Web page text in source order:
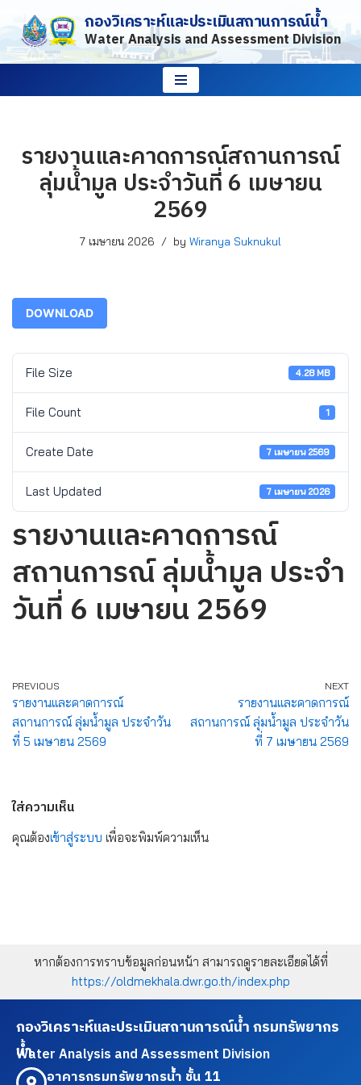
Skip
to
กองวิเคราะห์และประเมินสถานการณ์น้ำ
Water Analysis and Assessment Division
รายงานและคาดการณ์สถานการณ์
ลุ่มน้ำมูล ประจำวันที่ 6 เมษายน
2569
7 เมษายน 2026 by Wiranya Suknukul
DOWNLOAD
File Size 4.28 MB
File Count 1
Create Date 7 เมษายน 2569
Last Updated 7 เมษายน 2026
รายงานและคาดการณ์
สถานการณ์ ลุ่มน้ำมูล ประจำ
วันที่ 6 เมษายน 2569
PREVIOUS
รายงานและคาดการณ์
สถานการณ์ ลุ่มน้ำมูล ประจำวัน
ที่ 5 เมษายน 2569
NEXT
รายงานและคาดการณ์
สถานการณ์ ลุ่มน้ำมูล ประจำวัน
ที่ 7 เมษายน 2569
ใส่ความเห็น
คุณต้องเข้าสู่ระบบ เพื่อจะพิมพ์ความเห็น
หากต้องการทราบข้อมูลก่อนหน้า สามารถดูรายละเอียดได้ที่
https://oldmekhala.dwr.go.th/index.php
กองวิเคราะห์และประเมินสถานการณ์น้ำ กรมทรัพยากร
น้ำ
Water Analysis and Assessment Division
อาคารกรมทรัพยากรน้ำ ชั้น 11